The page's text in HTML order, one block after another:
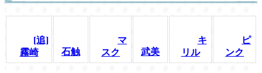
[追]
霧崎
石触
マ
スク
武美
キ
リル
ピ
ンク